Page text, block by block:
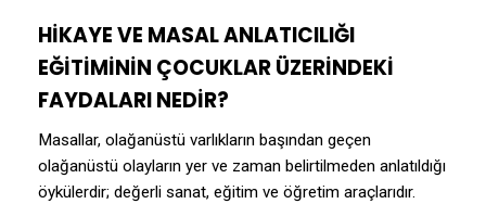
HİKAYE VE MASAL ANLATICILIĞI
EĞİTİMİNİN ÇOCUKLAR ÜZERİNDEKİ
FAYDALARI NEDİR?
Masallar, olağanüstü varlıkların başından geçen
olağanüstü olayların yer ve zaman belirtilmeden anlatıldığı
öykülerdir; değerli sanat, eğitim ve öğretim araçlarıdır.